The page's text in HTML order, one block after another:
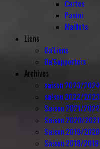
Cartes
Panini
Maillots
Liens
Da'Liens
Da'Supporters
Archives
saison 2023/2024
saison 2022/2023
Saison 2021/2022
Saison 2020/2021
Saison 2019/2020
Saison 2018/2019